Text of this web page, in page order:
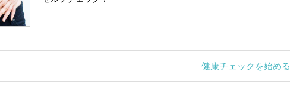
健康チェックを始める